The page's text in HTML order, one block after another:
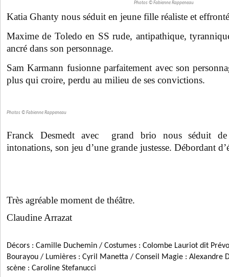
Photos © Fabienne Rappeneau
Katia Ghanty nous séduit en jeune fille réaliste et
Maxime de Toledo en SS rude, antipathique,
ancré dans son personnage.
Sam Karmann fusionne parfaitement avec son
plus qui croire, perdu au milieu de ses convictions.
Photos © Fabienne Rappeneau
Franck Desmedt avec grand brio nous séduit de
intonations, son jeu d’une grande justesse. Débordant
Très agréable moment de théâtre.
Claudine Arrazat
Décors : Camille Duchemin / Costumes : Colombe Lauriot dit
Bourayou / Lumières : Cyril Manetta / Conseil Magie : Alexandre
scène : Caroline Stefanucci